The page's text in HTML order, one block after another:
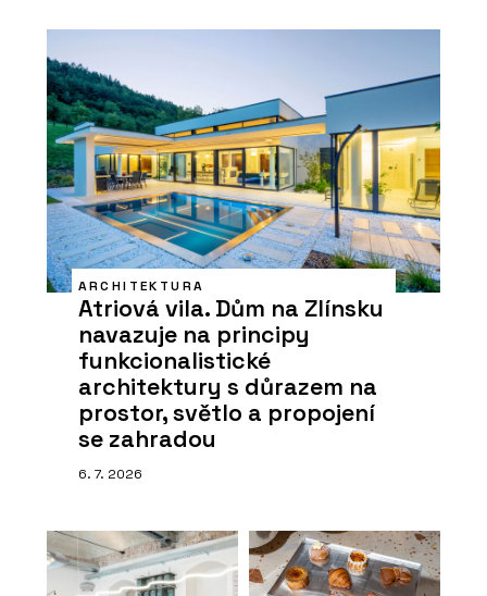
ARCHITEKTURA
Atriová vila. Dům na Zlínsku
navazuje na principy
funkcionalistické
architektury s důrazem na
prostor, světlo a propojení
se zahradou
6. 7. 2026